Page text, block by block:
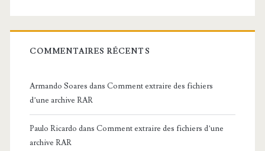
COMMENTAIRES RÉCENTS
Armando Soares dans Comment extraire des fichiers
d’une archive RAR
Paulo Ricardo dans Comment extraire des fichiers d’une
archive RAR